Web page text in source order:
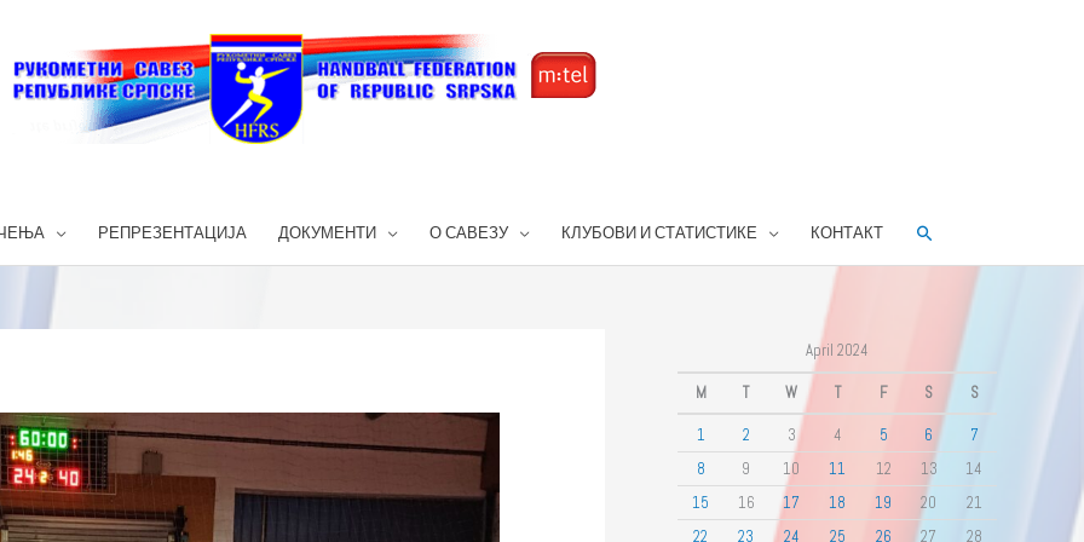
РЕПРЕЗЕНТАЦИЈА ДОКУМЕНТИ О САВЕЗУ КЛУБОВИ И СТАТИСТИКЕ КОНТАКТ Search
April 2024
M T W T F S S
1 2 3 4 5 6
7
8
9 10 11 12 13
14
15
16 17 18 19 20
21
22
23 24 25 26 27
28